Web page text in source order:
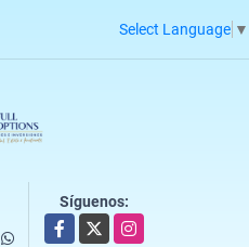
Select Language ▼
Síguenos:
Facebook
X Instagram